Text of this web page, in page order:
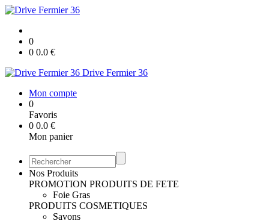
0
0 0.0 €
Drive Fermier 36
Mon compte
0
Favoris
0 0.0 €
Mon panier
Nos Produits
PROMOTION PRODUITS DE FETE
Foie Gras
PRODUITS COSMETIQUES
Savons